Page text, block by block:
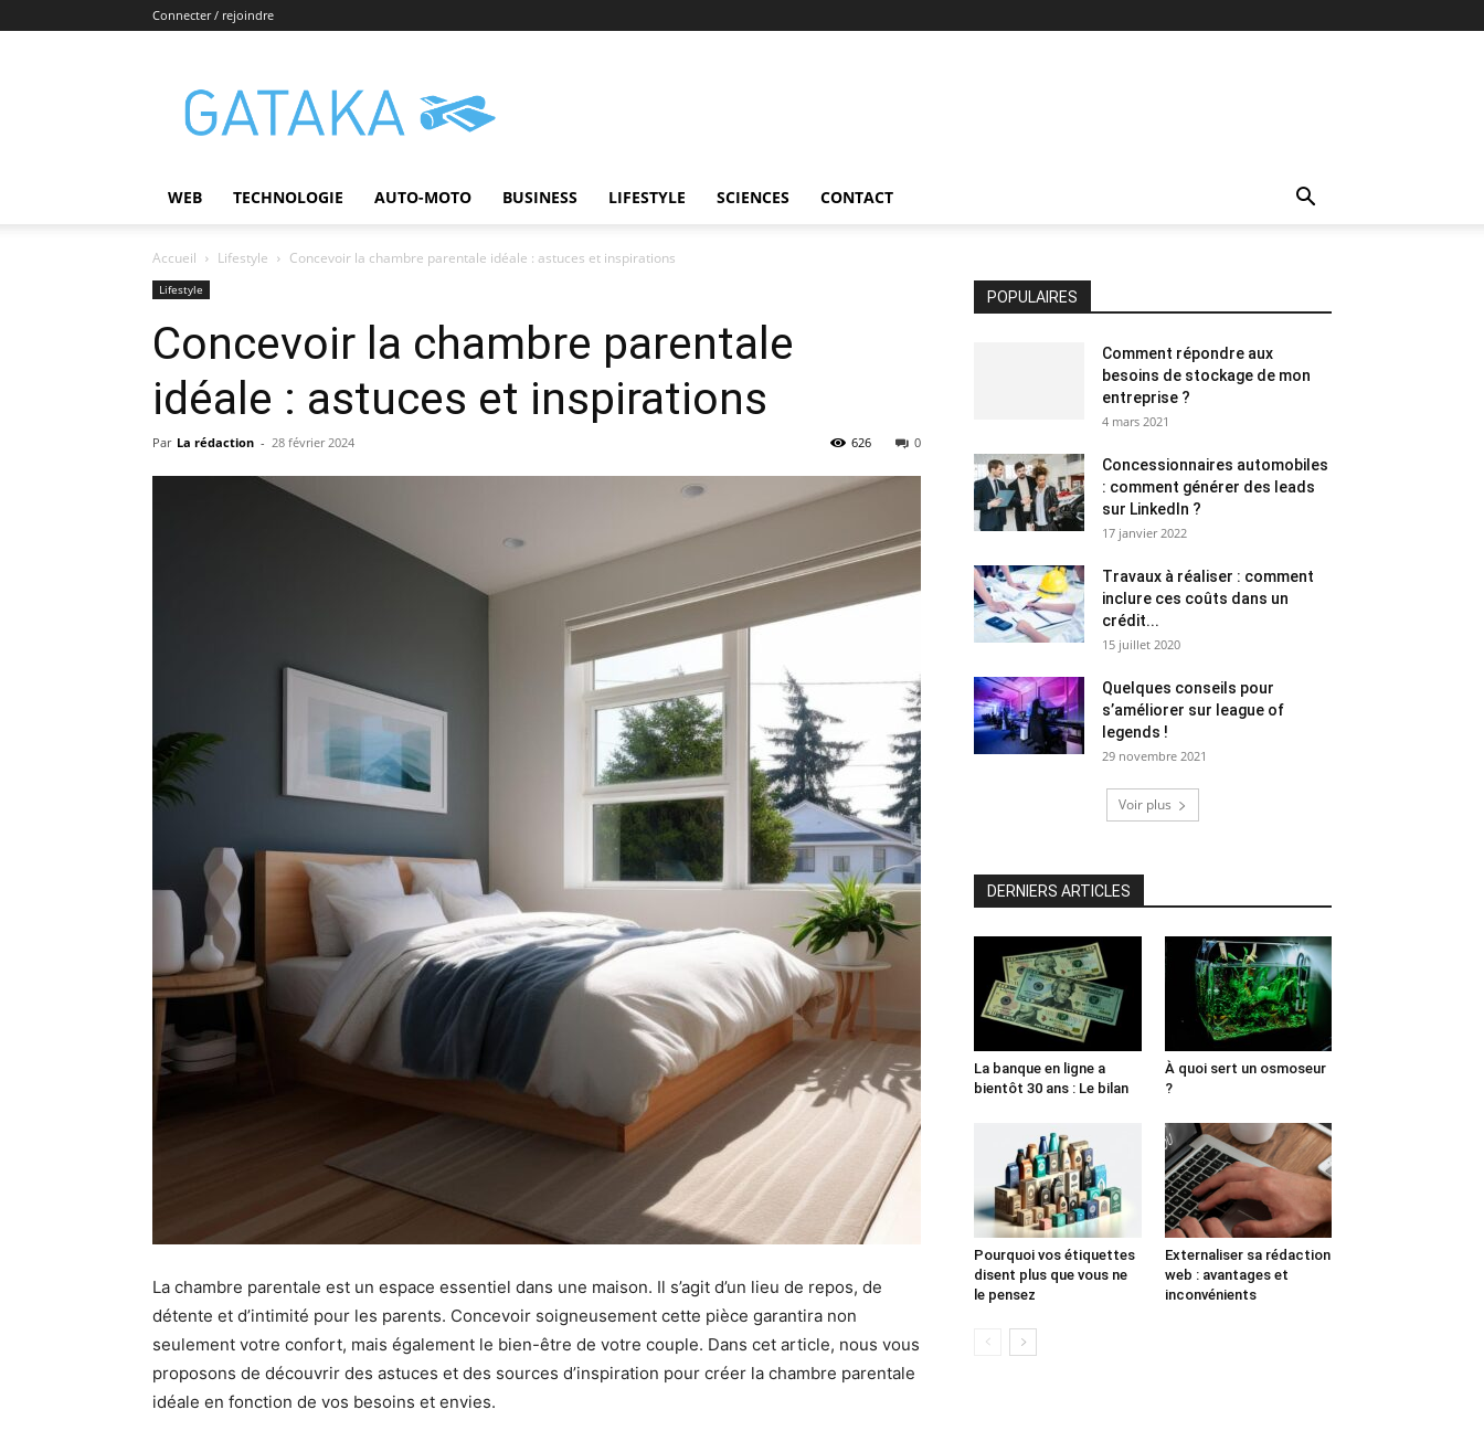
Connecter / rejoindre
WEB TECHNOLOGIE AUTO-MOTO BUSINESS LIFESTYLE SCIENCES CONTACT
Accueil Lifestyle Concevoir la chambre parentale idéale : astuces et inspirations
Lifestyle
Concevoir la chambre parentale
idéale : astuces et inspirations
Par La rédaction - 28 février 2024 0
626
La chambre parentale est un espace essentiel dans une maison. Il s’agit d’un lieu de repos, de
détente et d’intimité pour les parents. Concevoir soigneusement cette pièce garantira non
seulement votre confort, mais également le bien-être de votre couple. Dans cet article, nous vous
proposons de découvrir des astuces et des sources d’inspiration pour créer la chambre parentale
idéale en fonction de vos besoins et envies.
POPULAIRES
Comment répondre aux
besoins de stockage de mon
entreprise ?
4 mars 2021
Concessionnaires automobiles
: comment générer des leads
sur LinkedIn ?
17 janvier 2022
Travaux à réaliser : comment
inclure ces coûts dans un
crédit...
15 juillet 2020
Quelques conseils pour
s’améliorer sur league of
legends !
29 novembre 2021
Voir plus
DERNIERS ARTICLES
La banque en ligne a
bientôt 30 ans : Le bilan
À quoi sert un osmoseur
?
Pourquoi vos étiquettes
disent plus que vous ne
le pensez
Externaliser sa rédaction
web : avantages et
inconvénients